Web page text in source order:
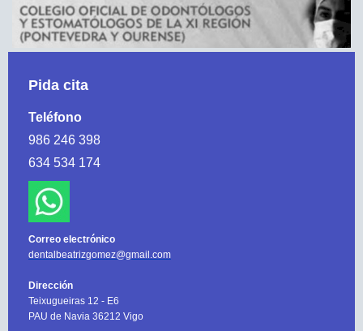
Pida cita
Teléfono
986 246 398
634 534 174
Correo electrónico
dentalbeatrizgomez@gmail.com
Dirección
Teixugueiras 12 - E6
PAU de Navia 36212 Vigo